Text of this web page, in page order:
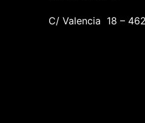
C/ Valencia 18 –